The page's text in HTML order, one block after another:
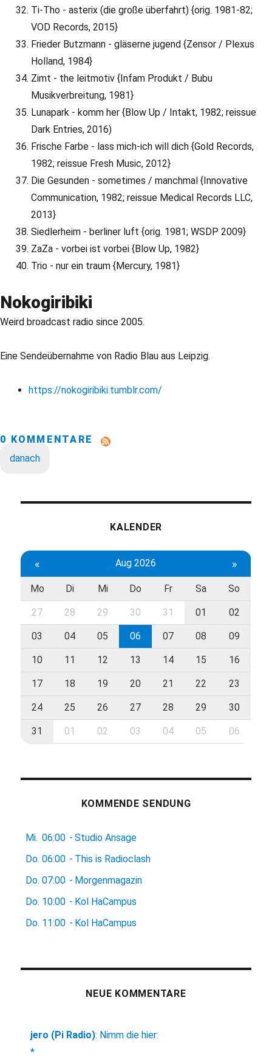
Ti-Tho - asterix (die große überfahrt) {orig. 1981-82;
VOD Records, 2015}
Frieder Butzmann - gläserne jugend {Zensor / Plexus
Holland, 1984}
Zimt - the leitmotiv {Infam Produkt / Bubu
Musikverbreitung, 1981}
Lunapark - komm her {Blow Up / Intakt, 1982; reissue
Dark Entries, 2016)
Frische Farbe - lass mich-ich will dich {Gold Records,
1982; reissue Fresh Music, 2012}
Die Gesunden - sometimes / manchmal {Innovative
Communication, 1982; reissue Medical Records LLC,
2013}
Siedlerheim - berliner luft {orig. 1981; WSDP 2009}
ZaZa - vorbei ist vorbei {Blow Up, 1982}
Trio - nur ein traum {Mercury, 1981}
Nokogiribiki
Weird broadcast radio since 2005.
Eine Sendeübernahme von Radio Blau aus Leipzig.
https://nokogiribiki.tumblr.com/
0 KOMMENTARE
danach
KALENDER
« Aug 2026 »
Mo Di Mi Do Fr Sa So
27 28 29 30 31 01 02
03 04 05 06 07 08 09
10 11 12 13 14 15 16
17 18 19 20 21 22 23
24 25 26 27 28 29 30
31 01 02 03 04 05 06
KOMMENDE SENDUNG
Mi. 06:00 - Studio Ansage
Do. 06:00 - This is Radioclash
Do. 07:00 - Morgenmagazin
Do. 10:00 - Kol HaCampus
Do. 11:00 - Kol HaCampus
NEUE KOMMENTARE
jero (Pi Radio): Nimm die hier:
*